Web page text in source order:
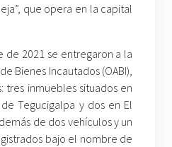
que opera en la capital
de 2021 se entregaron a la
Bienes Incautados (OABI),
tres inmuebles situados en
Tegucigalpa y dos en El
de dos vehículos y un
bajo el nombre de